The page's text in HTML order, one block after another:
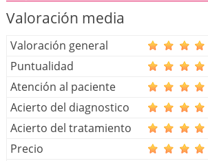
Valoración media
Valoración general
Puntualidad
Atención al paciente
Acierto del diagnostico
Acierto del tratamiento
Precio